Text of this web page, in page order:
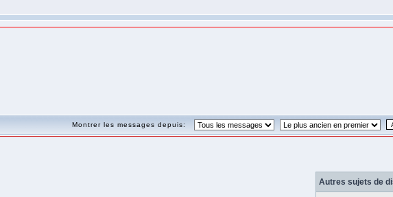
Montrer les messages depuis:
Autres sujets de